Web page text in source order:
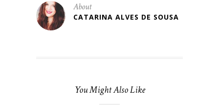
About
CATARINA ALVES DE SOUSA
You Might Also Like